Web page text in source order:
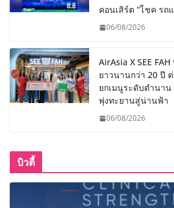
คอนเสิร์ต “โชค รถ
06/08/2026
AirAsia X SEE
ยาวนานกว่า 20 ปี
ยกเมนูระดับตำนาน
พุ่งทะยานสู่น่านฟ้า
06/08/2026
บิวตี้